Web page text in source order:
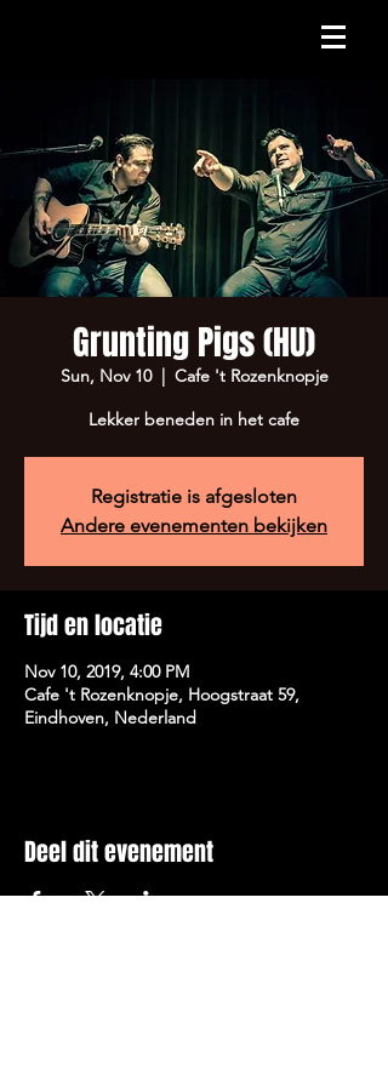
Grunting Pigs (HU)
Sun, Nov 10
  |
Cafe 't Rozenknopje
Lekker beneden in het cafe
Registratie is afgesloten
Andere evenementen bekijken
Tijd en locatie
Nov 10, 2019, 4:00 PM
Cafe 't Rozenknopje, Hoogstraat 59,
Eindhoven, Nederland
Deel dit evenement